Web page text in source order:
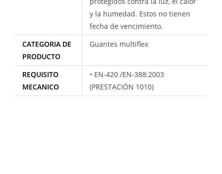
y la humedad. Estos no tienen
fecha de vencimiento.
CATEGORIA DE
PRODUCTO
Guantes multiflex
REQUISITO
MECANICO
• EN-420 /EN-388:2003
(PRESTACIÓN 1010)